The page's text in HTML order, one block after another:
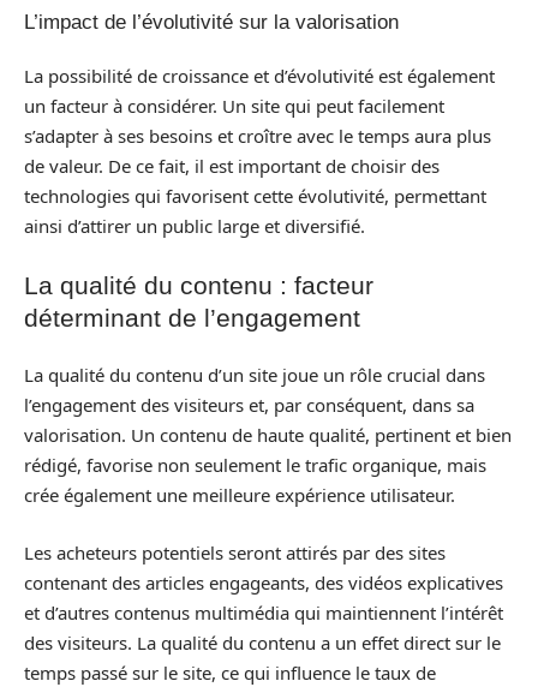
L’impact de l’évolutivité sur la valorisation
La possibilité de croissance et d’évolutivité est également
un facteur à considérer. Un site qui peut facilement
s’adapter à ses besoins et croître avec le temps aura plus
de valeur. De ce fait, il est important de choisir des
technologies qui favorisent cette évolutivité, permettant
ainsi d’attirer un public large et diversifié.
La qualité du contenu : facteur
déterminant de l’engagement
La qualité du contenu d’un site joue un rôle crucial dans
l’engagement des visiteurs et, par conséquent, dans sa
valorisation. Un contenu de haute qualité, pertinent et bien
rédigé, favorise non seulement le trafic organique, mais
crée également une meilleure expérience utilisateur.
Les acheteurs potentiels seront attirés par des sites
contenant des articles engageants, des vidéos explicatives
et d’autres contenus multimédia qui maintiennent l’intérêt
des visiteurs. La qualité du contenu a un effet direct sur le
temps passé sur le site, ce qui influence le taux de